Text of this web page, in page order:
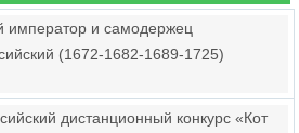
император и самодержец
(1672-1682-1689-1725)
дистанционный конкурс «Кот